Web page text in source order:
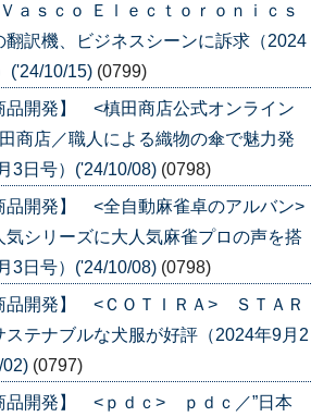
ａｓｃｏ Ｅｌｅｃｔｏｒｏｎｉｃｓ
翻訳機、ビジネスシーンに訴求（2024
('24/10/15) (0799)
品開発】 <槙田商店公式オンライン
商店／職人による織物の傘で魅力発
3日号）('24/10/08) (0798)
品開発】 <全自動麻雀卓のアルバン>
シリーズに大人気麻雀プロの声を搭
3日号）('24/10/08) (0798)
品開発】 <ＣＯＴＩＲＡ> ＳＴＡＲ
ステナブルな犬服が好評（2024年9月2
02) (0797)
品開発】 <ｐｄｃ> ｐｄｃ／”日本